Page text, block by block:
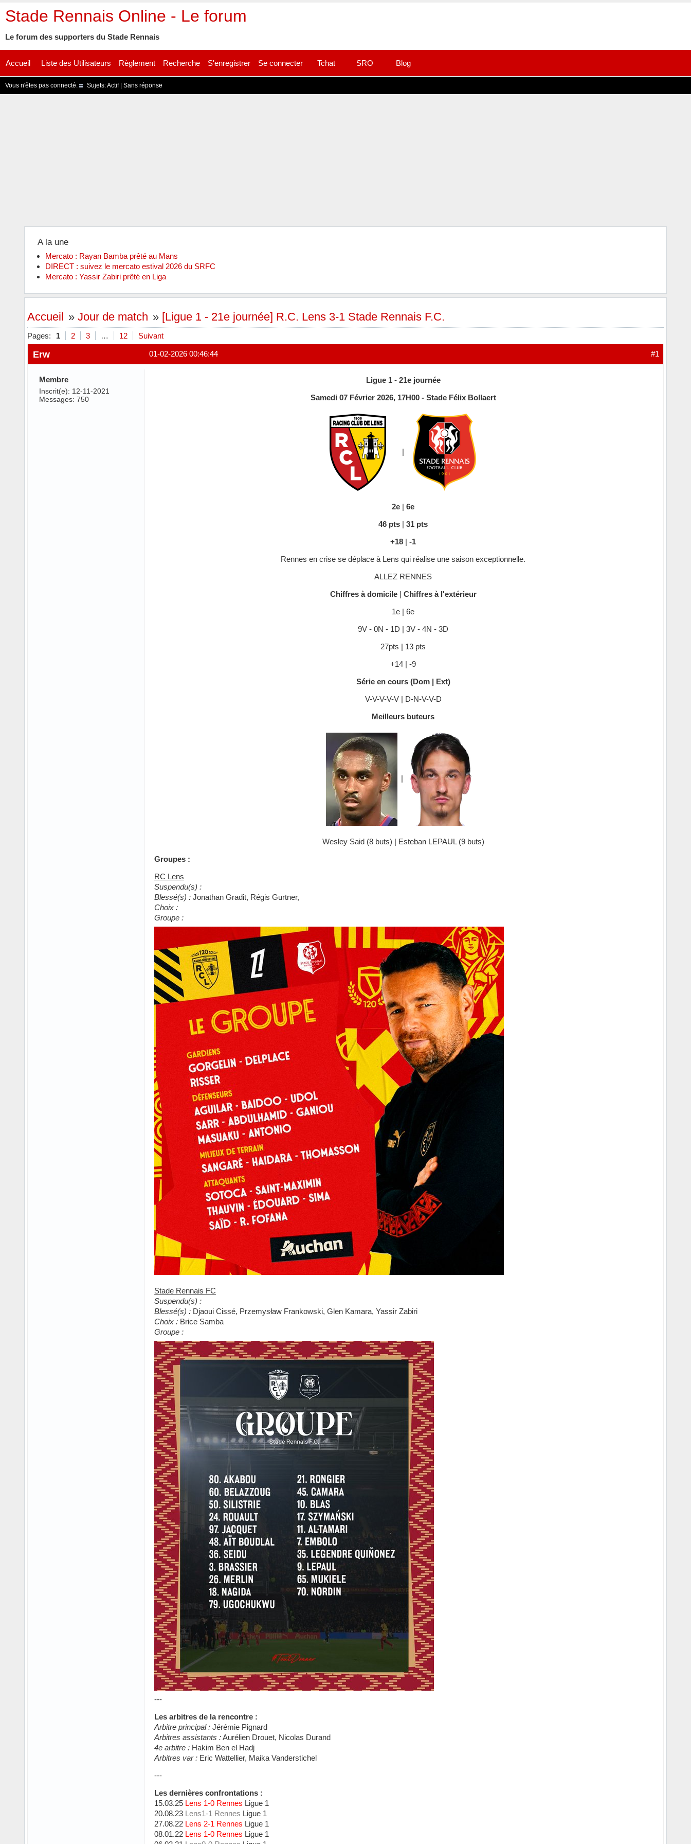
Stade Rennais Online - Le forum
Le forum des supporters du Stade Rennais
Accueil Liste des Utilisateurs Règlement Recherche S'enregistrer Se connecter Tchat SRO Blog
Vous n'êtes pas connecté. Sujets:Actif| Sans réponse
A la une
Mercato : Rayan Bamba prêté au Mans
DIRECT : suivez le mercato estival 2026 du SRFC
Mercato : Yassir Zabiri prêté en Liga
Accueil » Jour de match » [Ligue 1 - 21e journée] R.C. Lens 3-1 Stade Rennais F.C.
Pages: 1 2 3 … 12 Suivant
#1
01-02-2026 00:46:44
Erw
Membre
Inscrit(e): 12-11-2021
Messages: 750
Ligue 1 - 21e journée
Samedi 07 Février 2026, 17H00 - Stade Félix Bollaert
|
2e | 6e
46 pts | 31 pts
+18 | -1
Rennes en crise se déplace à Lens qui réalise une saison exceptionnelle.
ALLEZ RENNES
Chiffres à domicile| Chiffres à l'extérieur
1e | 6e
9V - 0N - 1D | 3V - 4N - 3D
27pts | 13 pts
+14 | -9
Série en cours (Dom | Ext)
V-V-V-V-V | D-N-V-V-D
Meilleurs buteurs
|
Wesley Said (8 buts) | Esteban LEPAUL (9 buts)
Groupes :
RC Lens
Suspendu(s) :
Blessé(s) : Jonathan Gradit, Régis Gurtner,
Choix :
Groupe :
Stade Rennais FC
Suspendu(s) :
Blessé(s) : Djaoui Cissé, Przemysław Frankowski, Glen Kamara, Yassir Zabiri
Choix : Brice Samba
Groupe :
---
Les arbitres de la rencontre :
Arbitre principal : Jérémie Pignard
Arbitres assistants :Aurélien Drouet, Nicolas Durand
4e arbitre : Hakim Ben el Hadj
Arbitres var : Eric Wattellier, Maika Vanderstichel
---
Les dernières confrontations :
15.03.25 Lens 1-0 Rennes Ligue 1
20.08.23 Lens1-1 Rennes Ligue 1
27.08.22 Lens 2-1 Rennes Ligue 1
08.01.22 Lens 1-0 Rennes Ligue 1